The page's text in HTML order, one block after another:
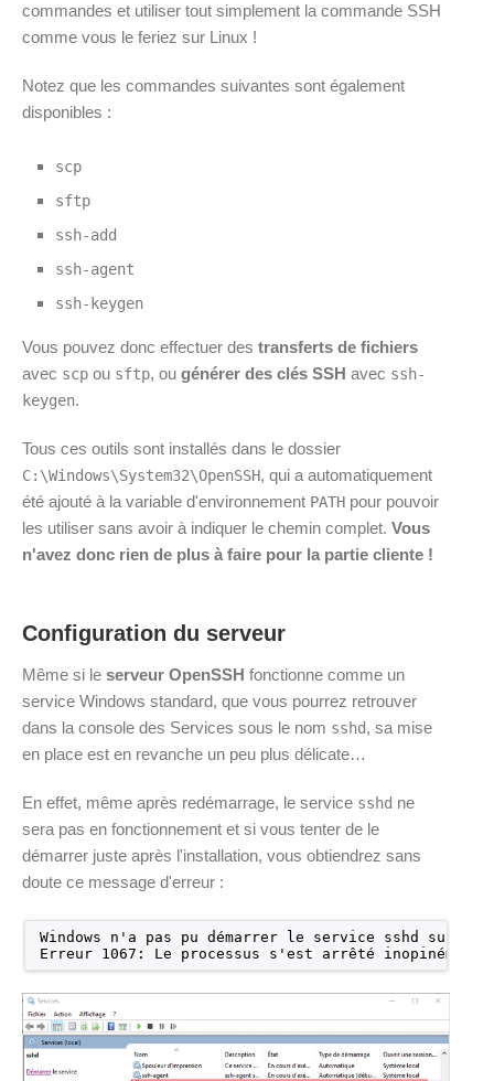
commandes et utiliser tout simplement la commande SSH
comme vous le feriez sur Linux !
Notez que les commandes suivantes sont également
disponibles :
scp
sftp
ssh-add
ssh-agent
ssh-keygen
Vous pouvez donc effectuer des transferts de fichiers
avec scp ou sftp, ou générer des clés SSH avec ssh-
keygen.
Tous ces outils sont installés dans le dossier
C:\Windows\System32\OpenSSH, qui a automatiquement
été ajouté à la variable d'environnement PATH pour pouvoir
les utiliser sans avoir à indiquer le chemin complet. Vous
n'avez donc rien de plus à faire pour la partie cliente !
Configuration du serveur
Même si le serveur OpenSSH fonctionne comme un
service Windows standard, que vous pourrez retrouver
dans la console des Services sous le nom sshd, sa mise
en place est en revanche un peu plus délicate…
En effet, même après redémarrage, le service sshd ne
sera pas en fonctionnement et si vous tenter de le
démarrer juste après l'installation, vous obtiendrez sans
doute ce message d'erreur :
Windows n'a pas pu démarrer le service sshd sur
Erreur 1067: Le processus s'est arrêté inopinément.